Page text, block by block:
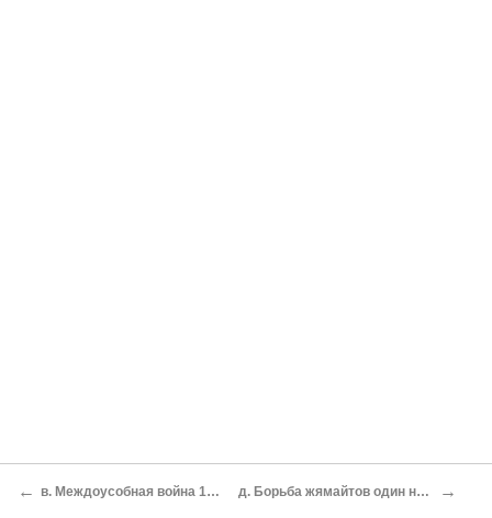
← в. Междоусобная война 1249–1252 гг. и коалиция против Миндовга д. Борьба жямайтов один на один с крестоносцами и битва при Дурбе →